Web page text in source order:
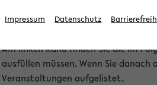
Sie können das eKVV nach
die für Sie interessant sind.
Am linken Rand finden Sie die im
ausfüllen müssen. Wenn Sie danach
Veranstaltungen aufgelistet.
Impressum Datenschutz